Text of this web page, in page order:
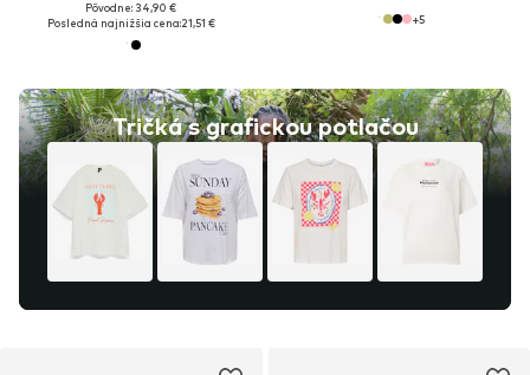
Pôvodne: 34,90 €
Posledná najnižšia cena:21,51 €
Tričká s grafickou potlačou
+5